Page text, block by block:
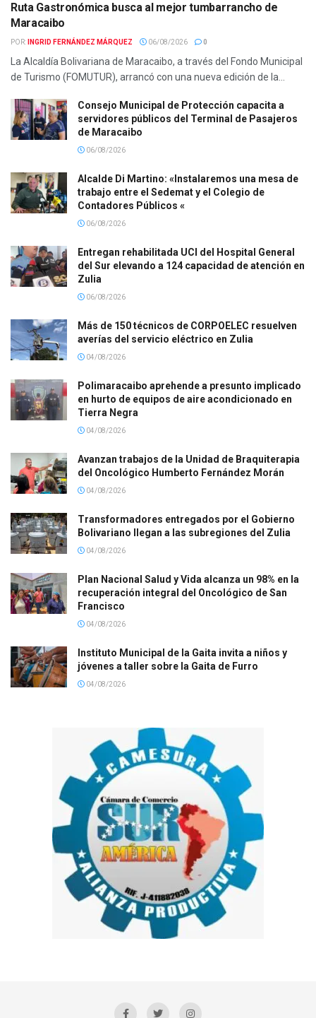
Ruta Gastronómica busca al mejor tumbarrancho de
Maracaibo
POR: INGRID FERNÁNDEZ MÁRQUEZ 06/08/2026 0
La Alcaldía Bolivariana de Maracaibo, a través del Fondo Municipal
de Turismo (FOMUTUR), arrancó con una nueva edición de la...
Consejo Municipal de Protección capacita a
servidores públicos del Terminal de Pasajeros
de Maracaibo
06/08/2026
Alcalde Di Martino: «Instalaremos una mesa de
trabajo entre el Sedemat y el Colegio de
Contadores Públicos «
06/08/2026
Entregan rehabilitada UCI del Hospital General
del Sur elevando a 124 capacidad de atención en
Zulia
06/08/2026
Más de 150 técnicos de CORPOELEC resuelven
averías del servicio eléctrico en Zulia
04/08/2026
Polimaracaibo aprehende a presunto implicado
en hurto de equipos de aire acondicionado en
Tierra Negra
04/08/2026
Avanzan trabajos de la Unidad de Braquiterapia
del Oncológico Humberto Fernández Morán
04/08/2026
Transformadores entregados por el Gobierno
Bolivariano llegan a las subregiones del Zulia
04/08/2026
Plan Nacional Salud y Vida alcanza un 98% en la
recuperación integral del Oncológico de San
Francisco
04/08/2026
Instituto Municipal de la Gaita invita a niños y
jóvenes a taller sobre la Gaita de Furro
04/08/2026